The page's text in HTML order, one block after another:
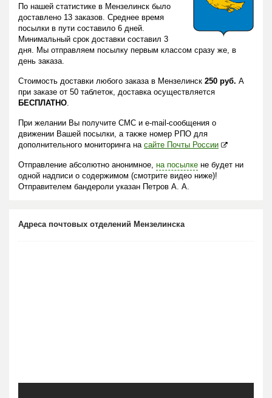
По нашей статистике в Мензелинск было
доставлено 13 заказов. Среднее время
посылки в пути составило 6 дней.
Минимальный срок доставки составил 3
дня. Мы отправляем посылку первым классом сразу же, в
день заказа.
Стоимость доставки любого заказа в Мензелинск 250 руб. А
при заказе от 50 таблеток, доставка осуществляется
БЕСПЛАТНО.
При желании Вы получите СМС и e-mail-сообщения о
движении Вашей посылки, а также номер РПО для
дополнительного мониторинга на сайте Почты России
Отправление абсолютно анонимное, на посылке не будет ни
одной надписи о содержимом (смотрите видео ниже)!
Отправителем бандероли указан Петров А. А.
Адреса почтовых отделений Мензелинска